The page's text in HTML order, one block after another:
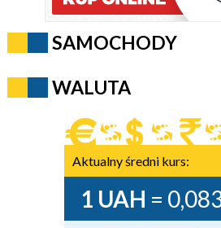
SAMOCHODY
WALUTA
Aktualny średni kurs:
1 UAH =